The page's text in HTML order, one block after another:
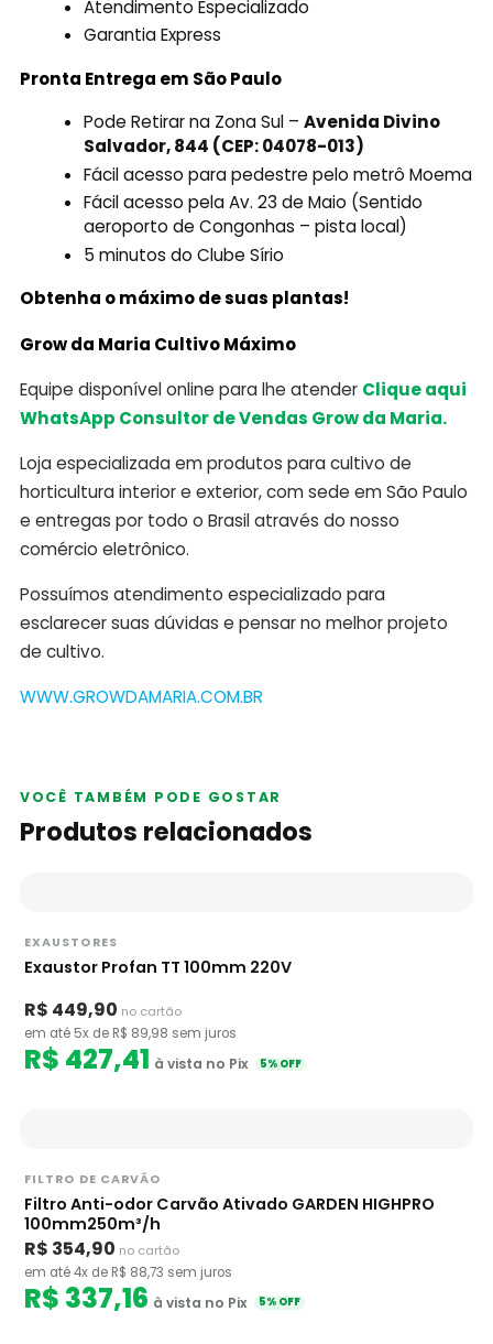
Atendimento Especializado
Garantia Express
Pronta Entrega em São Paulo
Pode Retirar na Zona Sul –Avenida Divino
Salvador, 844 (CEP: 04078-013)
Fácil acesso para pedestre pelo metrô Moema
Fácil acesso pela Av. 23 de Maio (Sentido
aeroporto de Congonhas – pista local)
5 minutos do Clube Sírio
Obtenha o máximo de suas plantas!
Grow da Maria Cultivo Máximo
Equipe disponível online para lhe atender Clique aqui
WhatsApp Consultor de Vendas Grow da Maria.
Loja especializada em produtos para cultivo de
horticultura interior e exterior, com sede em São Paulo
e entregas por todo o Brasil através do nosso
comércio eletrônico.
Possuímos atendimento especializado para
esclarecer suas dúvidas e pensar no melhor projeto
de cultivo.
WWW.GROWDAMARIA.COM.BR
VOCÊ TAMBÉM PODE GOSTAR
Produtos relacionados
EXAUSTORES
Exaustor Profan TT 100mm 220V
R$ 449,90 no cartão
em até 5x de R$ 89,98 sem juros
R$ 427,41 à vista no Pix 5% OFF
FILTRO DE CARVÃO
Filtro Anti-odor Carvão Ativado GARDEN HIGHPRO
100mm250m³/h
R$ 354,90 no cartão
em até 4x de R$ 88,73 sem juros
R$ 337,16 à vista no Pix 5% OFF